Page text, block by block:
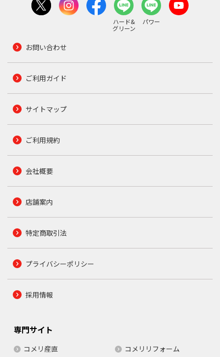
ハード&
グリーン
パワー
お問い合わせ
ご利用ガイド
サイトマップ
ご利用規約
会社概要
店舗案内
特定商取引法
プライバシーポリシー
採用情報
専門サイト
コメリ産直 コメリリフォーム